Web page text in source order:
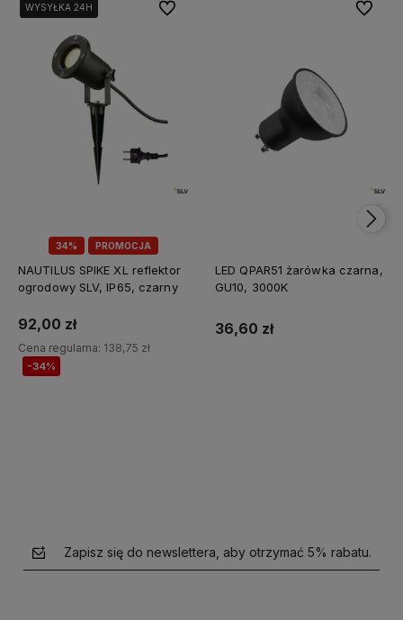
34% PROMOCJA
WYSYŁKA 24H
WYSYŁKA 24H
NAUTILUS SPIKE XL reflektor
ogrodowy SLV, IP65, czarny
92,00 zł
Cena regularna: 138,75 zł
-34%
Do ulubionych
LED QPAR51 żarówka czarna,
GU10, 3000K
36,60 zł
Do
Zapisz się do newslettera, aby otrzymać 5% rabatu.